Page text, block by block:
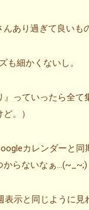
あり過ぎて良いも
も細かくないし。
っていったら全
。）
カレンダーと
からないなぁ…(~_~;)
表示と同じように